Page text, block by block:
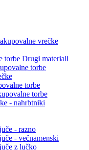
vrečke
torbe Drugi materiali
torbe
torbe
torbe
- nahrbtniki
- razno
- večnamenski
z lučko